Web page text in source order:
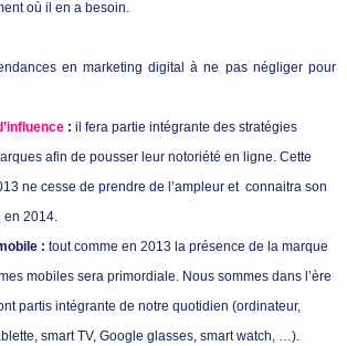
où il en a besoin.
en marketing digital à ne pas négliger pour
: il fera partie intégrante des stratégies
afin de pousser leur notoriété en ligne. Cette
ne cesse de prendre de l’ampleur et connaitra son
en 2014.
: tout comme en 2013 la présence de la marque
mobiles sera primordiale. Nous sommes dans l’ère
partis intégrante de notre quotidien (ordinateur,
smart TV, Google glasses, smart watch, …).